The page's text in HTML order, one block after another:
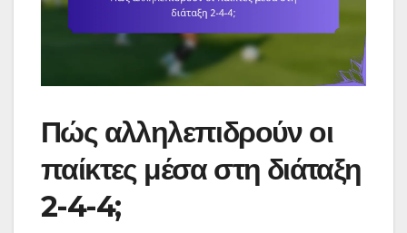
Πώς αλληλεπιδρούν οι
παίκτες μέσα στη διάταξη
2-4-4;